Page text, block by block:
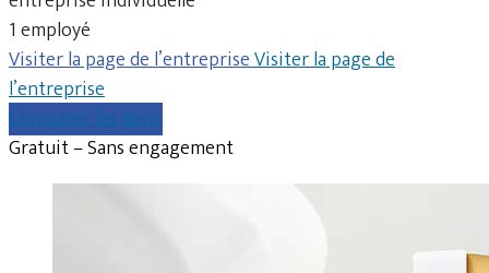
1 employé
Visiter la page de l’entrepriseVisiter la page de
l’entreprise
Comparer les devis
Gratuit – Sans engagement